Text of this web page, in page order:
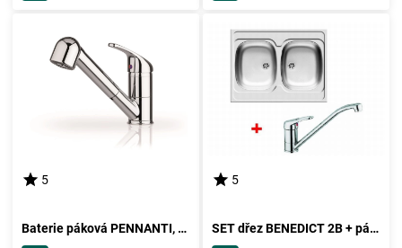
5
Baterie páková PENNANTI, chrom
5
SET dřez BENEDICT 2B + páková baterie ROYCE - CHROM